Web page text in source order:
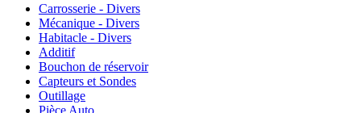
Carrosserie - Divers
Mécanique - Divers
Habitacle - Divers
Additif
Bouchon de réservoir
Capteurs et Sondes
Outillage
Pièce Auto